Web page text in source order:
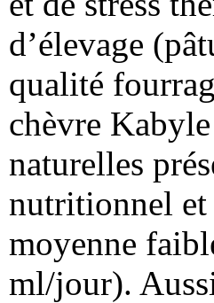
d’élevage
qualité
chèvre
naturelles
nutritionnel et
moyenne
ml/jour).